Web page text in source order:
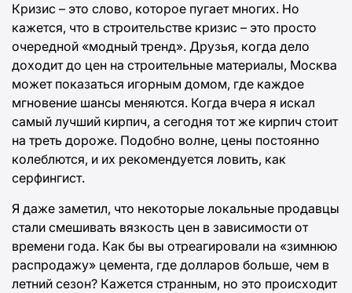
Кризис – это слово, которое пугает многих. Но
кажется, что в строительстве кризис – это просто
очередной «модный тренд». Друзья, когда дело
доходит до цен на строительные материалы, Москва
может показаться игорным домом, где каждое
мгновение шансы меняются. Когда вчера я искал
самый лучший кирпич, а сегодня тот же кирпич стоит
на треть дороже. Подобно волне, цены постоянно
колеблются, и их рекомендуется ловить, как
серфингист.
Я даже заметил, что некоторые локальные продавцы
стали смешивать вязкость цен в зависимости от
времени года. Как бы вы отреагировали на «зимнюю
распродажу» цемента, где долларов больше, чем в
летний сезон? Кажется странным, но это происходит